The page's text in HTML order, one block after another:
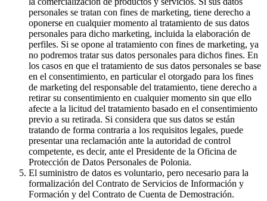
personales se tratan con fines de marketing, tiene derecho a
oponerse en cualquier momento al tratamiento de sus datos
personales para dicho marketing, incluida la elaboración de
perfiles. Si se opone al tratamiento con fines de marketing, ya
no podremos tratar sus datos personales para dichos fines. En
los casos en que el tratamiento de sus datos personales se base
en el consentimiento, en particular el otorgado para los fines
de marketing del responsable del tratamiento, tiene derecho a
retirar su consentimiento en cualquier momento sin que ello
afecte a la licitud del tratamiento basado en el consentimiento
previo a su retirada. Si considera que sus datos se están
tratando de forma contraria a los requisitos legales, puede
presentar una reclamación ante la autoridad de control
competente, es decir, ante el Presidente de la Oficina de
Protección de Datos Personales de Polonia.
El suministro de datos es voluntario, pero necesario para la
formalización del Contrato de Servicios de Información y
Formación y del Contrato de Cuenta de Demostración.